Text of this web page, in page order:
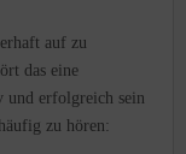
auf zu
das eine
und erfolgreich sein
zu hören: